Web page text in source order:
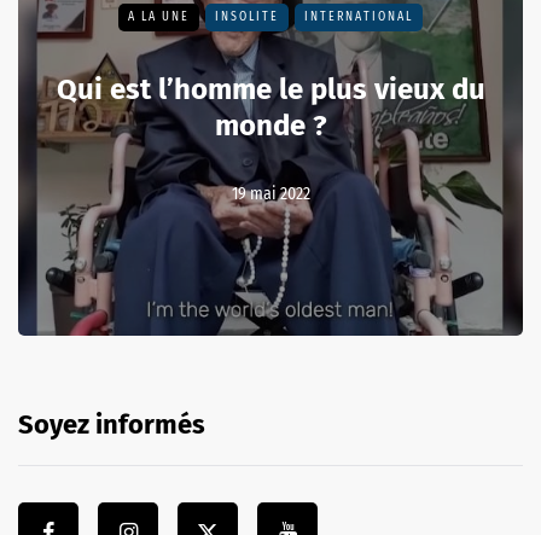
A LA UNE INSOLITE INTERNATIONAL
Qui est l’homme le plus vieux du
monde ?
19 mai 2022
Soyez informés